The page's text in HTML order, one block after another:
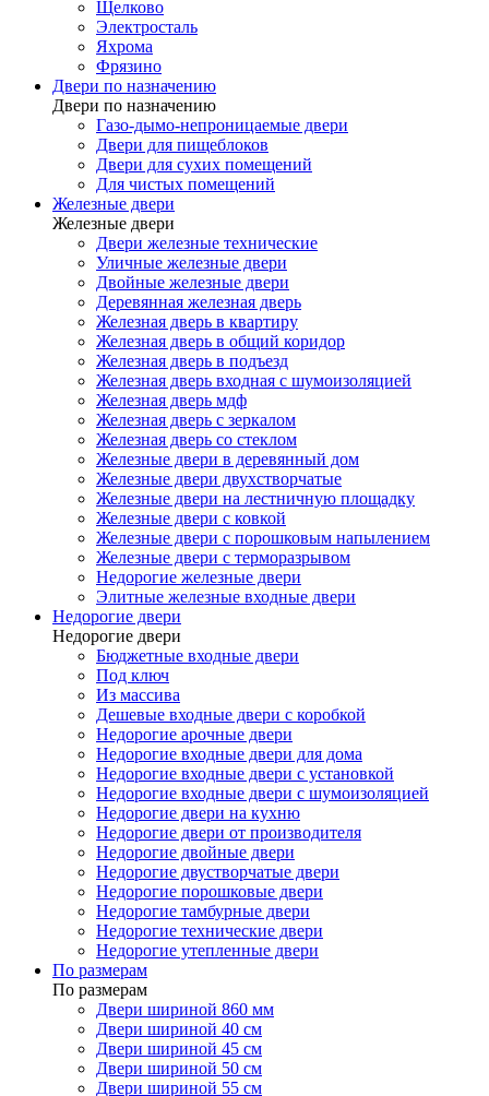
Щелково
Электросталь
Яхрома
Фрязино
Двери по назначению
Двери по назначению
Газо-дымо-непроницаемые двери
Двери для пищеблоков
Двери для сухих помещений
Для чистых помещений
Железные двери
Железные двери
Двери железные технические
Уличные железные двери
Двойные железные двери
Деревянная железная дверь
Железная дверь в квартиру
Железная дверь в общий коридор
Железная дверь в подъезд
Железная дверь входная с шумоизоляцией
Железная дверь мдф
Железная дверь с зеркалом
Железная дверь со стеклом
Железные двери в деревянный дом
Железные двери двухстворчатые
Железные двери на лестничную площадку
Железные двери с ковкой
Железные двери с порошковым напылением
Железные двери с терморазрывом
Недорогие железные двери
Элитные железные входные двери
Недорогие двери
Недорогие двери
Бюджетные входные двери
Под ключ
Из массива
Дешевые входные двери с коробкой
Недорогие арочные двери
Недорогие входные двери для дома
Недорогие входные двери с установкой
Недорогие входные двери с шумоизоляцией
Недорогие двери на кухню
Недорогие двери от производителя
Недорогие двойные двери
Недорогие двустворчатые двери
Недорогие порошковые двери
Недорогие тамбурные двери
Недорогие технические двери
Недорогие утепленные двери
По размерам
По размерам
Двери шириной 860 мм
Двери шириной 40 см
Двери шириной 45 см
Двери шириной 50 см
Двери шириной 55 см